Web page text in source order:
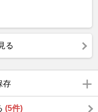
る
存
(5件)